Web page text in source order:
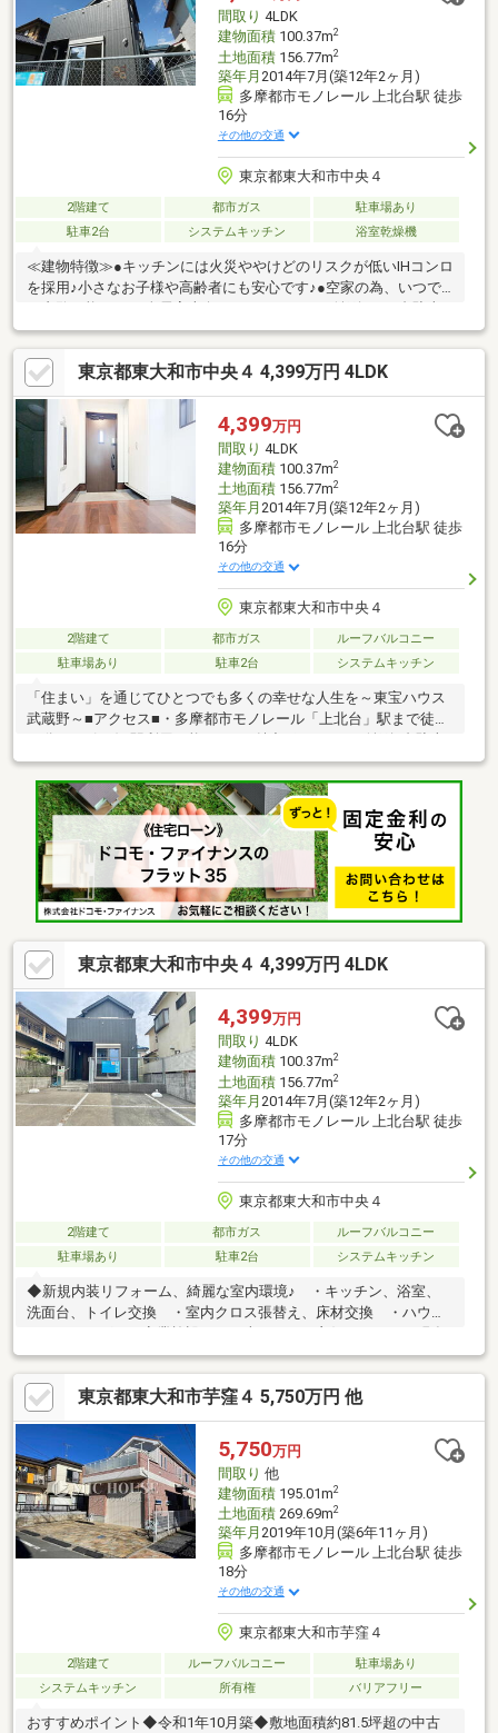
値を感じる家」、ぜひご覧いただきたい一邸です。
間取り 4LDK
建物面積100.37m2
土地面積156.77m2
築年月 2014年7月(築12年2ヶ月)
多摩都市モノレール 上北台駅 徒歩
16分
その他の交通
東京都東大和市中央４
2階建て 都市ガス
駐車場あり
駐車2台
システムキッチン 浴室乾燥機
≪建物特徴≫●キッチンには火災ややけどのリスクが低いIHコンロ
を採用♪小さなお子様や高齢者にも安心です♪●空家の為、いつで
可能♪≪周辺環境≫●徒歩１３分圏内に「ザ・マーケットプレイス
東大和」・「ＬＩＣＯＰＡ」がある為、お買い物に便利な立地で
す♪●徒歩７分圏内に「広沢こどもクリニック」・「東大和病院」
が位置する家族皆に優しい立地です♪●豊かな自然に癒やされる、
大小様々な公園が点在しています♪
東京都東大和市中央４ 4,399万円 4LDK
4,399万円
間取り 4LDK
建物面積100.37m2
土地面積156.77m2
築年月 2014年7月(築12年2ヶ月)
多摩都市モノレール 上北台駅 徒歩
16分
その他の交通
東京都東大和市中央４
2階建て 都市ガス
ルーフバルコニー
駐車場あり
駐車2台 システムキッチン
「住まい」を通じてひとつでも多くの幸せな人生を～東宝ハウス
武蔵野～■アクセス■・多摩都市モノレール「上北台」駅まで徒歩
可能な駐車スペースが設けられています(車種制限有)。・各居室2
面採光、LDKは4面採光で陽当りの良い住まいです。・ウッドデッ
キの他、バルコニーが2面に設けられています。■設備■・キッチ
ンには、食器洗乾燥機や浄水器が搭載されています。・浴室に
は、浴室乾燥機やオートバス機能が搭載されています。■リフォ
ーム情報■・2025年12月内装リフォーム済み(キッチン、浴室、ト
イレ、壁、床 など)
東京都東大和市中央４ 4,399万円 4LDK
4,399万円
間取り 4LDK
建物面積100.37m2
土地面積156.77m2
築年月 2014年7月(築12年2ヶ月)
多摩都市モノレール 上北台駅 徒歩
17分
その他の交通
東京都東大和市中央４
2階建て 都市ガス
ルーフバルコニー
駐車場あり
駐車2台 システムキッチン
◆新規内装リフォーム、綺麗な室内環境♪ ・キッチン、浴室、
洗面台、トイレ交換 ・室内クロス張替え、床材交換 ・ハウス
は空室のため、平日・休日を問わずいつでも見学が可能です ・
リフォーム済みのお部屋なので気持ちよく見学が可能です【資料
請求】【見学予約】結びエステートまでお気軽にお電話くださ
い！TEL042-510-9183
東京都東大和市芋窪４ 5,750万円 他
5,750万円
間取り 他
建物面積195.01m2
土地面積269.69m2
築年月 2019年10月(築6年11ヶ月)
多摩都市モノレール 上北台駅 徒歩
18分
その他の交通
東京都東大和市芋窪４
2階建て ルーフバルコニー
駐車場あり
システムキッチン
所有権 バリアフリー
おすすめポイント◆令和1年10月築◆敷地面積約81.5坪超の中古